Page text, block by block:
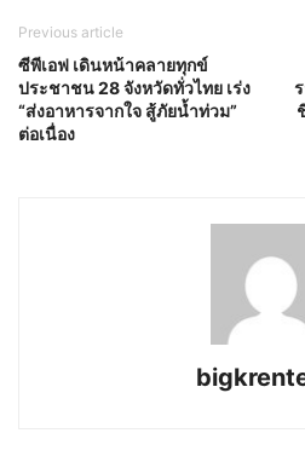
Previous article
ซีพีเอฟ เดินหน้าคลายทุกข์
ประชาชน 28 จังหวัดทั่วไทย เร่ง
“ส่งอาหารจากใจ สู้ภัยน้ำท่วม”
ต่อเนื่อง